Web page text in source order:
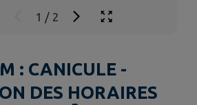
1 / 2
: CANICULE -
DES HORAIRES